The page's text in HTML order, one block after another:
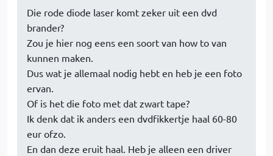
Die rode diode laser komt zeker uit een dvd
brander?
Zou je hier nog eens een soort van how to van
kunnen maken.
Dus wat je allemaal nodig hebt en heb je een foto
ervan.
Of is het die foto met dat zwart tape?
Ik denk dat ik anders een dvdfikkertje haal 60-80
eur ofzo.
En dan deze eruit haal. Heb je alleen een driver